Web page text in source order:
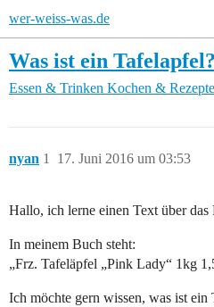
wer-weiss-was.de
Was ist ein Tafelapfel?
Essen & Trinken Kochen & Rezepte
nyan 17. Juni 2016 um 03:53
1
Hallo, ich lerne einen Text über das
In meinem Buch steht:
„Frz. Tafeläpfel „Pink Lady“ 1kg
Ich möchte gern wissen, was ist ein